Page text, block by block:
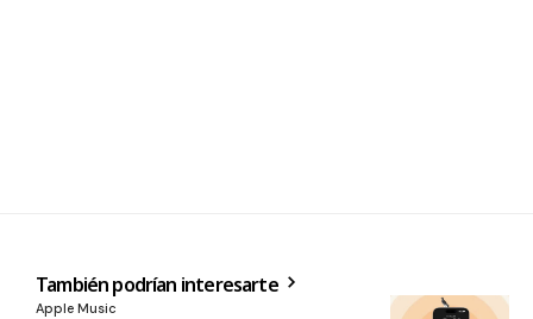
También podrían interesarte
Apple Music